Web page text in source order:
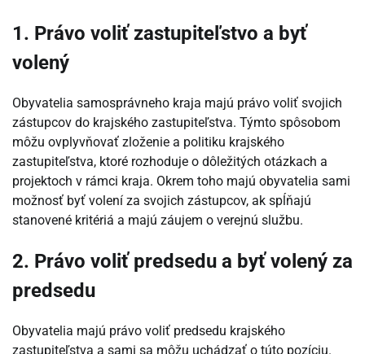
1. Právo voliť zastupiteľstvo a byť
volený
Obyvatelia samosprávneho kraja majú právo voliť svojich
zástupcov do krajského zastupiteľstva. Týmto spôsobom
môžu ovplyvňovať zloženie a politiku krajského
zastupiteľstva, ktoré rozhoduje o dôležitých otázkach a
projektoch v rámci kraja. Okrem toho majú obyvatelia sami
možnosť byť volení za svojich zástupcov, ak spĺňajú
stanovené kritériá a majú záujem o verejnú službu.
2. Právo voliť predsedu a byť volený za
predsedu
Obyvatelia majú právo voliť predsedu krajského
zastupiteľstva a sami sa môžu uchádzať o túto pozíciu.